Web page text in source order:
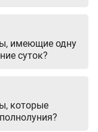
имеющие одну
суток?
которые